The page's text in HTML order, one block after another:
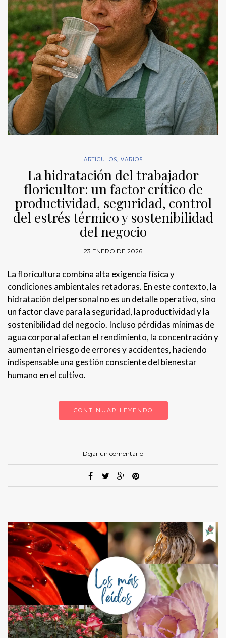
ARTÍCULOS VARIOS
La hidratación del trabajador
floricultor: un factor crítico de
productividad, seguridad, control
del estrés térmico y sostenibilidad
del negocio
23 ENERO DE 2026
La floricultura combina alta exigencia física y
condiciones ambientales retadoras. En este contexto, la
hidratación del personal no es un detalle operativo, sino
un factor clave para la seguridad, la productividad y la
sostenibilidad del negocio. Incluso pérdidas mínimas de
agua corporal afectan el rendimiento, la concentración y
aumentan el riesgo de errores y accidentes, haciendo
indispensable una gestión consciente del bienestar
humano en el cultivo.
CONTINUAR LEYENDO
Dejar un comentario